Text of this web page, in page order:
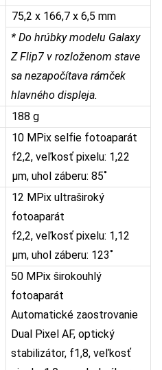
75,2 x 166,7 x 6,5 mm
* Do hrúbky modelu Galaxy
Z Flip7 v rozloženom stave
sa nezapočítava rámček
hlavného displeja.
188 g
10 MPix selfie fotoaparát
f2,2, veľkosť pixelu: 1,22
μm, uhol záberu: 85˚
12 MPix ultraširoký
fotoaparát
f2,2, veľkosť pixelu: 1,12
μm, uhol záberu: 123˚
50 MPix širokouhlý
fotoaparát
Automatické zaostrovanie
Dual Pixel AF, optický
stabilizátor, f1,8, veľkosť